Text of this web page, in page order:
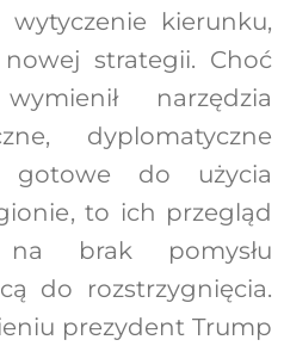
kierunku,
strategii. Choć
narzędzia
dyplomatyczne
gotowe do użycia
to ich przegląd
brak pomysłu
do rozstrzygnięcia.
prezydent Trump